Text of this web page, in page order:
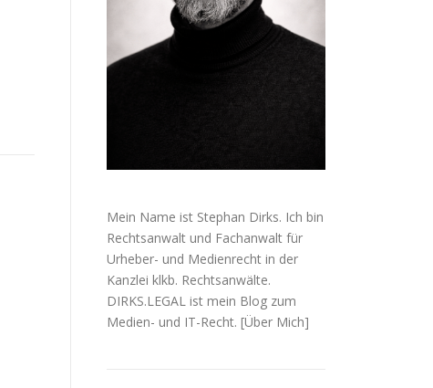
Mein Name ist Stephan Dirks. Ich bin
Rechtsanwalt und Fachanwalt für
Urheber- und Medienrecht in der
Kanzlei klkb. Rechtsanwälte.
DIRKS.LEGAL ist mein Blog zum
Medien- und IT-Recht. [Über Mich]